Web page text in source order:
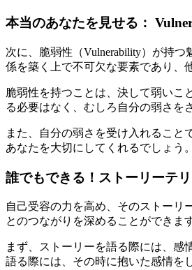
本当のあなたを見せる：
次に、脆弱性（Vulnerability）が持
係を築く上で不可欠な要素であり、
脆弱性を持つことは、決して弱いこ
る必要はなく、むしろ自分の弱さを
また、自分の弱さを受け入れること
あなたを大切にしてくれるでしょう
誰でもできる！ストーリーテ
自己受容の力を高め、そのストーリ
とのつながりを深めることができま
まず、ストーリーを語る際には、
語る際には、その時に抱いた感情を